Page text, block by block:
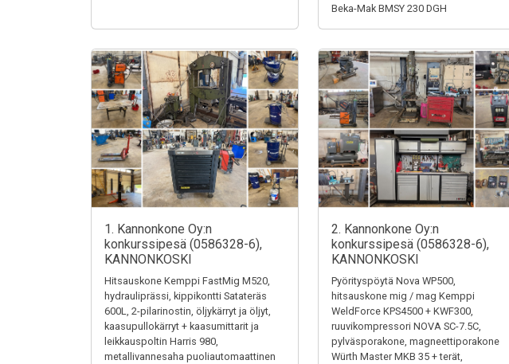
Beka-Mak BMSY 230 DGH
1. Kannonkone Oy:n
konkurssipesä (0586328-6),
KANNONKOSKI
Hitsauskone Kemppi FastMig M520,
hydrauliprässi, kippikontti Satateräs
600L, 2-pilarinostin, öljykärryt ja öljyt,
kaasupullokärryt + kaasumittarit ja
leikkauspoltin Harris 980,
metallivannesaha puoliautomaattinen
2. Kannonkone Oy:n
konkurssipesä (0586328-6),
KANNONKOSKI
Pyörityspöytä Nova WP500,
hitsauskone mig / mag Kemppi
WeldForce KPS4500 + KWF300,
ruuvikompressori NOVA SC-7.5C,
pylväsporakone, magneettiporakone
Würth Master MKB 35 + terät,